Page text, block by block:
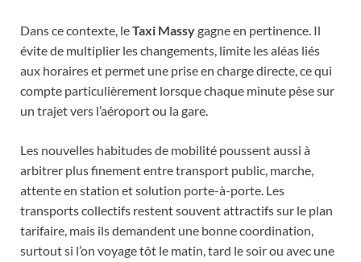
Dans ce contexte, leTaxi Massygagne en pertinence. Il
évite de multiplier les changements, limite les aléas liés
aux horaires et permet une prise en charge directe, ce qui
compte particulièrement lorsque chaque minute pèse sur
un trajet vers l’aéroport ou la gare.
Les nouvelles habitudes de mobilité poussent aussi à
arbitrer plus finement entre transport public, marche,
attente en station et solution porte-à-porte. Les
transports collectifs restent souvent attractifs sur le plan
tarifaire, mais ils demandent une bonne coordination,
surtout si l’on voyage tôt le matin, tard le soir ou avec une